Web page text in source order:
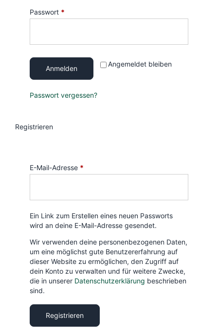
Passwort *
Angemeldet bleiben
Anmelden
Passwort vergessen?
Registrieren
E-Mail-Adresse *
Ein Link zum Erstellen eines neuen Passworts
wird an deine E-Mail-Adresse gesendet.
Wir verwenden deine personenbezogenen Daten,
um eine möglichst gute Benutzererfahrung auf
dieser Website zu ermöglichen, den Zugriff auf
dein Konto zu verwalten und für weitere Zwecke,
die in unserer Datenschutzerklärung beschrieben
sind.
Registrieren